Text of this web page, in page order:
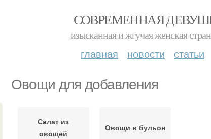
СОВРЕМЕННАЯ
изысканная и жгучая женская
главная новости статьи
Овощи для добавления
Салат из
овощей
Овощи в бульон